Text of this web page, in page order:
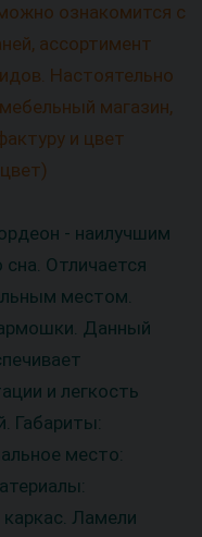
ознакомится с
ассортимент
Настоятельно
магазин,
и цвет
- наилучшим
Отличается
местом.
Данный
и легкость
Габариты:
место:
Ламели